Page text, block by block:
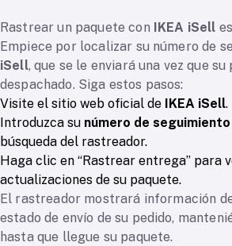
Rastrear un paquete con IKEA iSell
Empiece por localizar su número de
iSell, que se le enviará una vez que su
despachado. Siga estos pasos:
Visite el sitio web oficial de
IKEA iSell.
Introduzca su número de seguimiento
búsqueda del rastreador.
Haga clic en “Rastrear entrega” para
actualizaciones de su paquete.
El rastreador mostrará información
estado de envío de su pedido,
hasta que llegue su paquete.